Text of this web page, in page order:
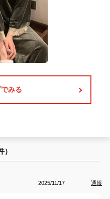
みる
）
2025/11/17 通報